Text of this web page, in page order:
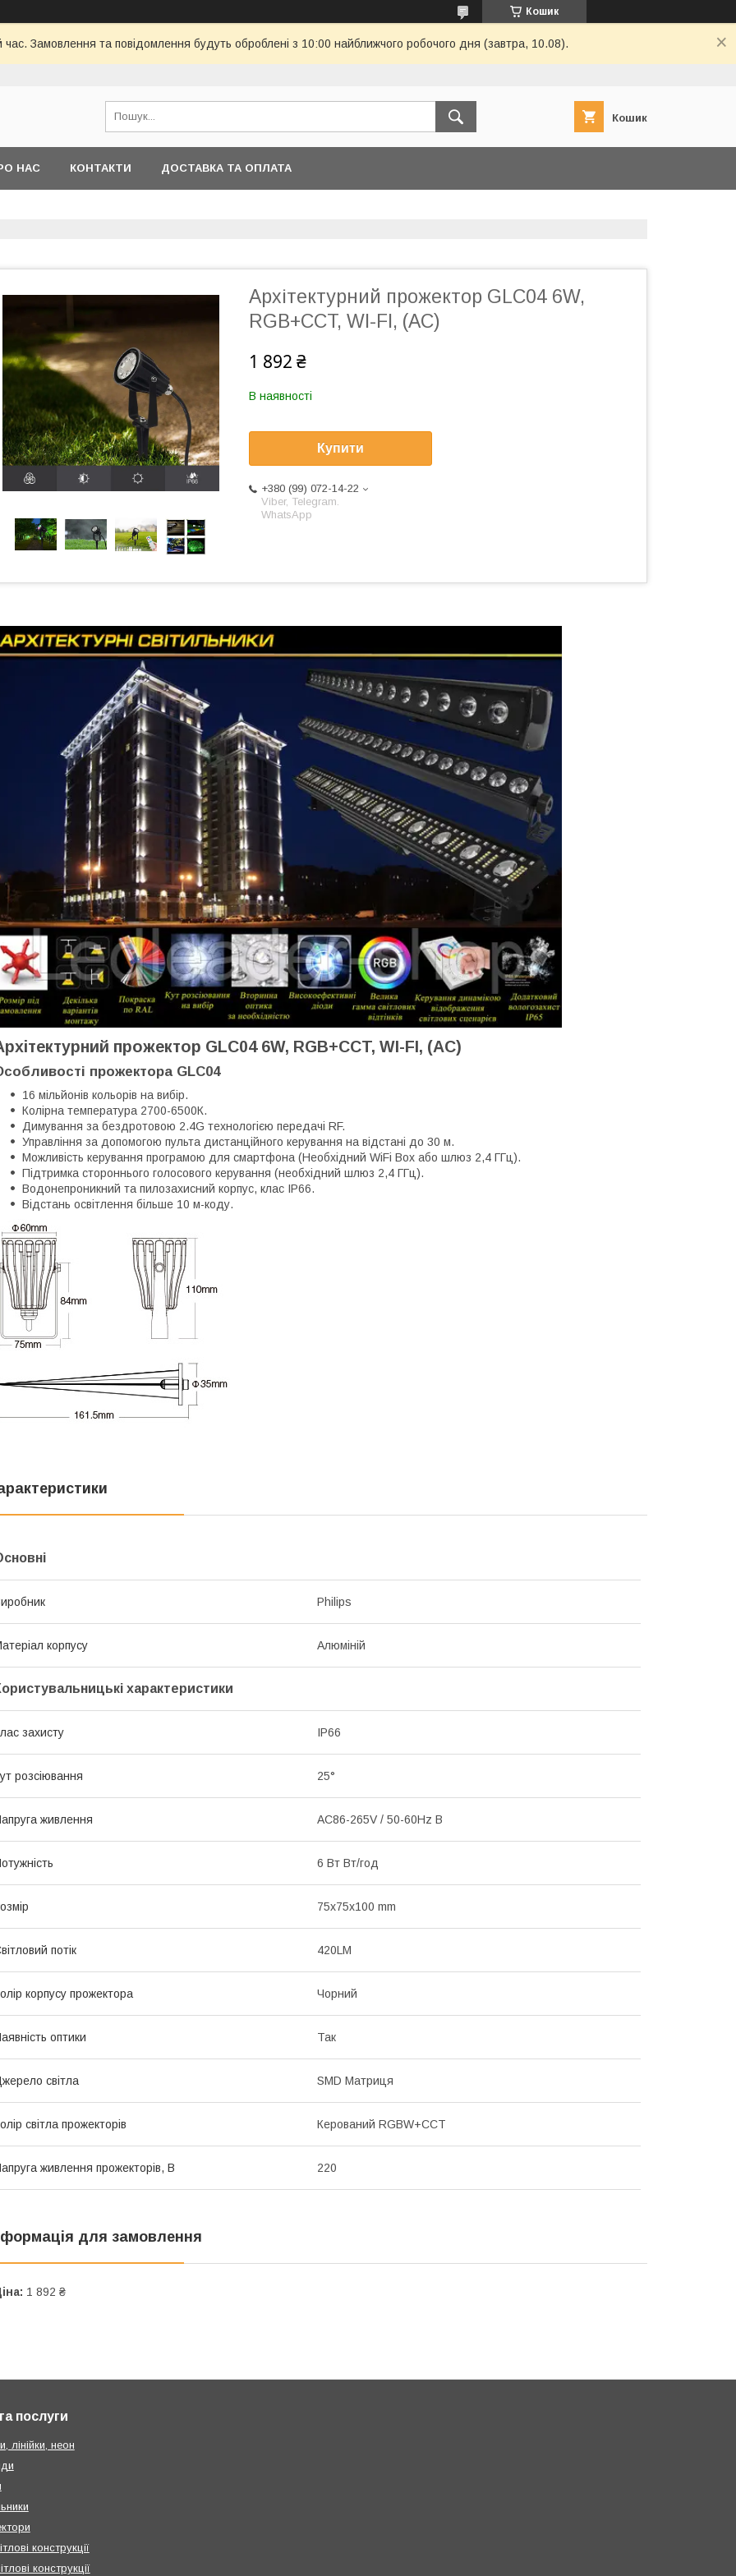
Кошик
час. Замовлення та повідомлення будуть оброблені з 10:00 найближчого робочого дня (завтра, 10.08).
Кошик
НАС КОНТАКТИ ДОСТАВКА ТА ОПЛАТА
Архітектурний прожектор GLC04 6W,
RGB+CCT, WI-FI, (AC)
1 892 ₴
В наявності
Купити
+380 (99) 072-14-22
Viber, Telegram.
WhatsApp
прожектор GLC04 6W, RGB+CCT, WI-FI, (AC)
прожектора GLС04
16 мільйонів кольорів на вибір.
Колірна температура 2700-6500К.
Димування за бездротовою 2.4G технологією передачі RF.
Управління за допомогою пульта дистанційного керування на відстані до 30 м.
Можливість керування програмою для смартфона (Необхідний WiFi Box або шлюз 2,4 ГГц).
Підтримка стороннього голосового керування (необхідний шлюз 2,4 ГГц).
Водонепроникний та пилозахисний корпус, клас IP66.
Відстань освітлення більше 10 м-коду.
Philips
корпусу Алюміній
характеристики
захисту IP66
розсіювання 25°
живлення AC86-265V / 50-60Hz В
6 Вт Вт/год
75х75х100 mm
потік 420LM
корпусу прожектора Чорний
оптики Так
світла SMD Матриця
світла прожекторів Керований RGBW+CCT
живлення прожекторів, В 220
для замовлення
1 892 ₴
послуги
лінійки, неон
конструкції
конструкції